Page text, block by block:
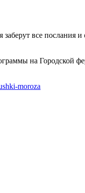
все послания
на Городской
moroza